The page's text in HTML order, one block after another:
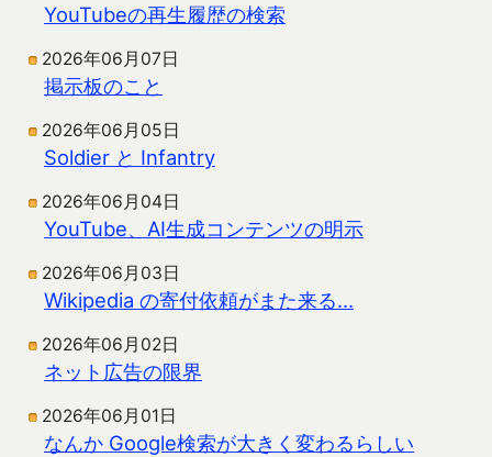
YouTubeの再生履歴の検索
2026年06月07日
掲示板のこと
2026年06月05日
Soldier と Infantry
2026年06月04日
YouTube、AI生成コンテンツの明示
2026年06月03日
Wikipedia の寄付依頼がまた来る…
2026年06月02日
ネット広告の限界
2026年06月01日
なんか Google検索が大きく変わるらしい